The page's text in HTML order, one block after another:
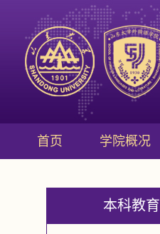
首页 学院概况
本科教育